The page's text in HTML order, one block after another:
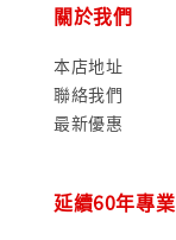
關於我們
本店地址
聯絡我們
最新優惠
延續60年專業